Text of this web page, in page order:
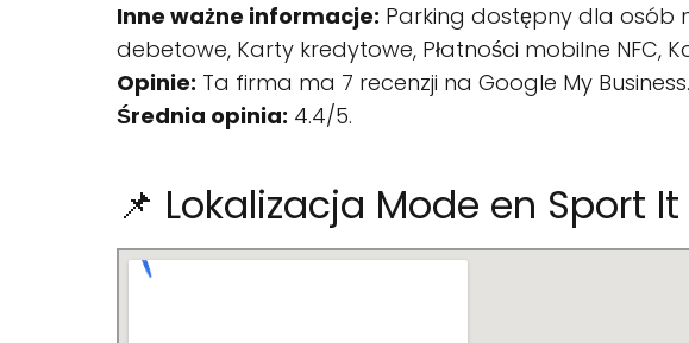
Inne ważne informacje: Parking dostępny dla osób
debetowe, Karty kredytowe, Płatności mobilne NFC,
Opinie: Ta firma ma 7 recenzji na Google My Business.
Średnia opinia: 4.4/5.
📌 Lokalizacja Mode en Sport